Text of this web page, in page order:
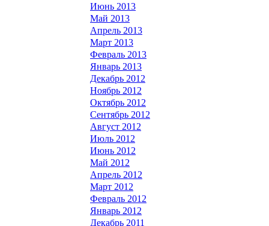
Июнь 2013
Май 2013
Апрель 2013
Март 2013
Февраль 2013
Январь 2013
Декабрь 2012
Ноябрь 2012
Октябрь 2012
Сентябрь 2012
Август 2012
Июль 2012
Июнь 2012
Май 2012
Апрель 2012
Март 2012
Февраль 2012
Январь 2012
Декабрь 2011